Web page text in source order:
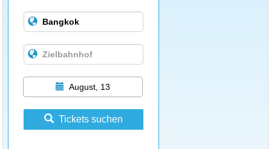
August, 13
Tickets suchen